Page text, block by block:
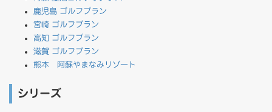
鹿児島 ゴルフプラン
宮崎 ゴルフプラン
高知 ゴルフプラン
滋賀 ゴルフプラン
熊本 阿蘇やまなみリゾート
シリーズ